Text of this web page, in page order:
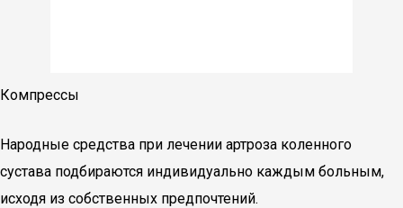
Компрессы
Народные средства при лечении артроза коленного
сустава подбираются индивидуально каждым больным,
исходя из собственных предпочтений.